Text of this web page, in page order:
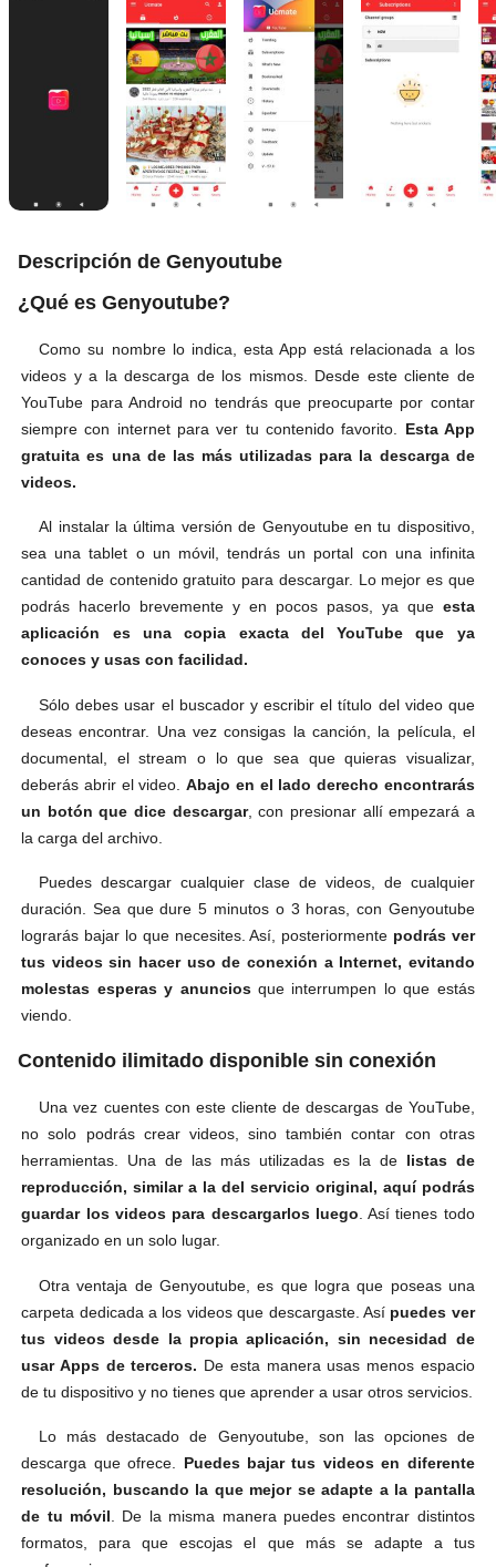
Descripción de Genyoutube
¿Qué es Genyoutube?
Como su nombre lo indica, esta App está relacionada a los
videos y a la descarga de los mismos. Desde este cliente de
YouTube para Android no tendrás que preocuparte por contar
siempre con internet para ver tu contenido favorito. Esta App
gratuita es una de las más utilizadas para la descarga de
videos.
Al instalar la última versión de Genyoutube en tu dispositivo,
sea una tablet o un móvil, tendrás un portal con una infinita
cantidad de contenido gratuito para descargar. Lo mejor es que
podrás hacerlo brevemente y en pocos pasos, ya que esta
aplicación es una copia exacta del YouTube que ya
conoces y usas con facilidad.
Sólo debes usar el buscador y escribir el título del video que
deseas encontrar. Una vez consigas la canción, la película, el
documental, el stream o lo que sea que quieras visualizar,
deberás abrir el video.Abajo en el lado derecho encontrarás
un botón que dice descargar, con presionar allí empezará a
la carga del archivo.
Puedes descargar cualquier clase de videos, de cualquier
duración. Sea que dure 5 minutos o 3 horas, con Genyoutube
lograrás bajar lo que necesites. Así, posteriormente podrás ver
tus videos sin hacer uso de conexión a Internet, evitando
molestas esperas y anunciosque interrumpen lo que estás
viendo.
Contenido ilimitado disponible sin conexión
Una vez cuentes con este cliente de descargas de YouTube,
no solo podrás crear videos, sino también contar con otras
herramientas. Una de las más utilizadas es la de listas de
reproducción, similar a la del servicio original, aquí podrás
guardar los videos para descargarlos luego. Así tienes todo
organizado en un solo lugar.
Otra ventaja de Genyoutube, es que logra que poseas una
carpeta dedicada a los videos que descargaste. Así puedes ver
tus videos desde la propia aplicación, sin necesidad de
usar Apps de terceros. De esta manera usas menos espacio
de tu dispositivo y no tienes que aprender a usar otros servicios.
Lo más destacado de Genyoutube, son las opciones de
descarga que ofrece. Puedes bajar tus videos en diferente
resolución, buscando la que mejor se adapte a la pantalla
de tu móvil . De la misma manera puedes encontrar distintos
formatos, para que escojas el que más se adapte a tus